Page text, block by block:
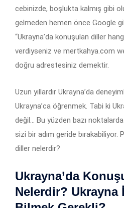
cebinizde, boşlukta kalmış gibi
gelmeden hemen önce Google
“Ukrayna’da konuşulan diller
verdiyseniz ve mertkahya.com
doğru adrestesiniz demektir.
Uzun yıllardır Ukrayna’da
Ukrayna’ca öğrenmek. Tabi ki
değil… Bu yüzden bazı
sizi bir adım geride bırakabiliyor.
diller nelerdir?
Ukrayna’da
Nelerdir? Ukrayna